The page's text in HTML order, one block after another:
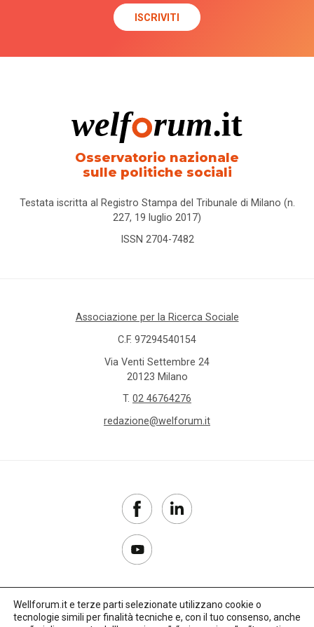
Osservatorio nazionale
sulle politiche sociali
Testata iscritta al Registro Stampa del Tribunale di Milano (n.
227, 19 luglio 2017)
ISSN 2704-7482
Associazione per la Ricerca Sociale
C.F. 97294540154
Via Venti Settembre 24
20123 Milano
T. 02 46764276
redazione@welforum.it
Wellforum.it e terze parti selezionate utilizzano cookie o
tecnologie simili per finalità tecniche e, con il tuo consenso, anche